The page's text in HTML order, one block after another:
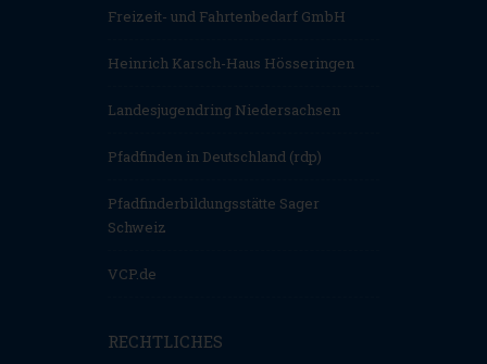
Freizeit- und Fahrtenbedarf GmbH
Heinrich Karsch-Haus Hösseringen
Landesjugendring Niedersachsen
Pfadfinden in Deutschland (rdp)
Pfadfinderbildungsstätte Sager
Schweiz
VCP.de
RECHTLICHES